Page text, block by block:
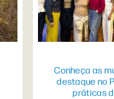
Conheça as
destaque no
práticas